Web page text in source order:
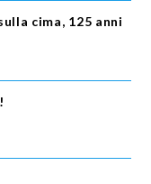
cima, 125 anni